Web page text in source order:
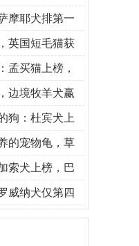
摩耶犬排第一
英国短毛猫获
孟买猫上榜，
边境牧羊犬赢
狗：杜宾犬上
的宠物龟，草
索犬上榜，巴
威纳犬仅第四